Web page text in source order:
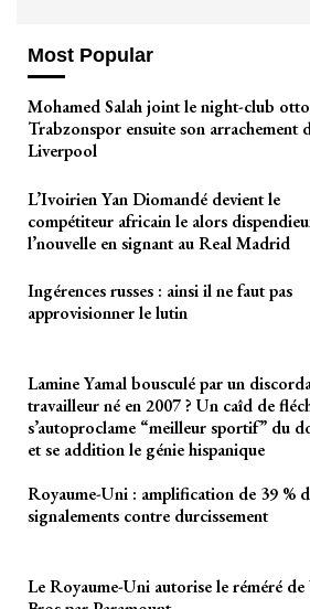
Most Popular
Mohamed Salah joint le night-club
Trabzonspor ensuite son arrachement
Liverpool
L’Ivoirien Yan Diomandé devient le
compétiteur africain le alors
l’nouvelle en signant au Real Madrid
Ingérences russes : ainsi il ne faut pas
approvisionner le lutin
Lamine Yamal bousculé par un
travailleur né en 2007 ? Un caîd de
s’autoproclame “meilleur sportif” du
et se addition le génie hispanique
Royaume-Uni : amplification de 39 %
signalements contre durcissement
Le Royaume-Uni autorise le réméré de